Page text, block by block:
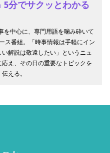
5分でサクッとわかる
を中心に、専門用語を噛み砕いて
ス番組。「時事情報は手軽にイン
解説は敬遠したい」というニュ
え、その日の重要なトピックを
える。